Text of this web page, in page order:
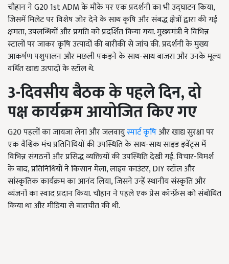
चौहान ने G20 1st ADM के मौके पर एक प्रदर्शनी का भी उद्घाटन किया,
जिसमें मिलेट पर विशेष जोर देने के साथ कृषि और संबद्ध क्षेत्रों द्वारा की गई
क्षमता, उपलब्धियों और प्रगति को प्रदर्शित किया गया. मुख्यमंत्री ने विभिन्न
स्टालों पर जाकर कृषि उत्पादों की बारीकी से जांच की. प्रदर्शनी के मुख्य
आकर्षण पशुपालन और मछली पकड़ने के साथ-साथ बाजरा और उनके मूल्य
वर्धित खाद्य उत्पादों के स्टॉल थे.
3-दिवसीय बैठक के पहले दिन,दो
पक्ष कार्यक्रम आयोजित किए गए
G20 पहलों का जायजा लेना और जलवायुस्मार्ट कृषिऔर खाद्य सुरक्षा पर
एक वैश्विक मंच प्रतिनिधियों की उपस्थिति के साथ-साथ साइड इवेंट्स में
विभिन्न संगठनों और प्रसिद्ध व्यक्तियों की उपस्थिति देखी गई. विचार-विमर्श
के बाद, प्रतिनिधियों ने किसान मेला, लाइव काउंटर, DIY स्टॉल और
सांस्कृतिक कार्यक्रम का आनंद लिया, जिसने उन्हें स्थानीय संस्कृति और
व्यंजनों का स्वाद प्रदान किया. चौहान ने पहले एक प्रेस कॉन्फ्रेंस को संबोधित
किया था और मीडिया से बातचीत की थी.